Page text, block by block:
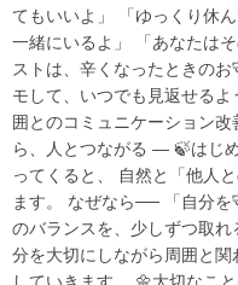
てもいいよ」 「ゆっくり休
一緒にいるよ」 「あなたは
ストは、辛くなったときの
モして、いつでも見返せる
囲とのコミュニケーション
ら、人とつながる ― 🍃はじ
ってくると、 自然と「他人
ます。 なぜなら── 「自分を
のバランスを、少しずつ取
分を大切にしながら周囲と